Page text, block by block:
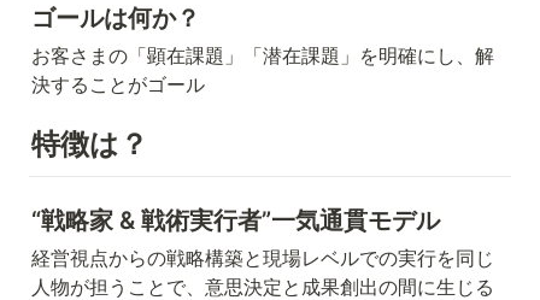
ゴールは何か？
お客さまの「顕在課題」「潜在課題」を明確にし、解
決することがゴール
特徴は？
“戦略家 & 戦術実行者”一気通貫モデル
経営視点からの戦略構築と現場レベルでの実行を同じ
人物が担うことで、意思決定と成果創出の間に生じる